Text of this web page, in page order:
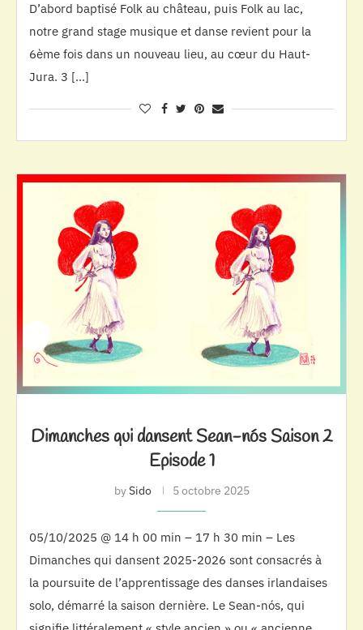
D’abord baptisé Folk au château, puis Folk au lac,
notre grand stage musique et danse revient pour la
6ème fois dans un nouveau lieu, au cœur du Haut-
Jura. 3 […]
Dimanches qui dansent Sean-nós Saison 2
Episode 1
bySido 5 octobre 2025
05/10/2025 @ 14 h 00 min – 17 h 30 min – Les
Dimanches qui dansent 2025-2026 sont consacrés à
la poursuite de l’apprentissage des danses irlandaises
solo, démarré la saison dernière. Le Sean-nós, qui